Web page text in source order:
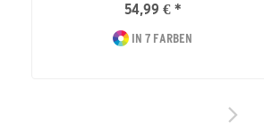
54,99 € *
IN 7 FARBEN